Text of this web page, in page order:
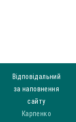
Відповідальний
за наповнення
сайту
Карпенко